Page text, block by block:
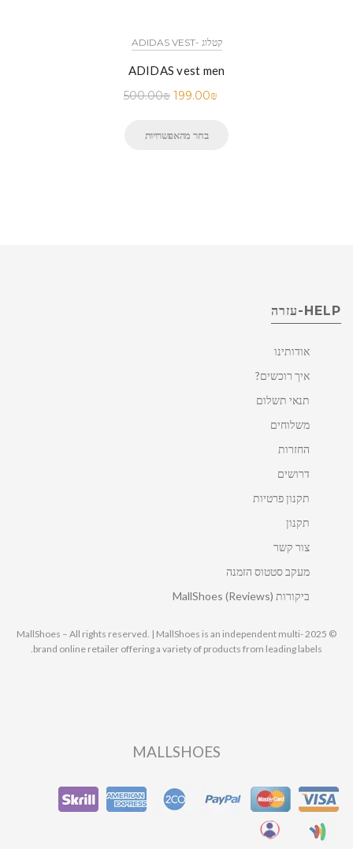
ADIDAS VEST- קטלוג
ADIDAS vest men
500.00₪ 199.00₪
בחר מהאפשרויות
HELP-עזרה
אודותינו
איך רוכשים?
תנאי תשלום
משלוחים
החזרות
דרושים
תקנון פרטיות
תקנון
צור קשר
מעקב סטטוס הזמנה
ביקורות MallShoes (Reviews)
© 2025 MallShoes – All rights reserved. | MallShoes is an independent multi-
brand online retailer offering a variety of products from leading labels.
MALLSHOES